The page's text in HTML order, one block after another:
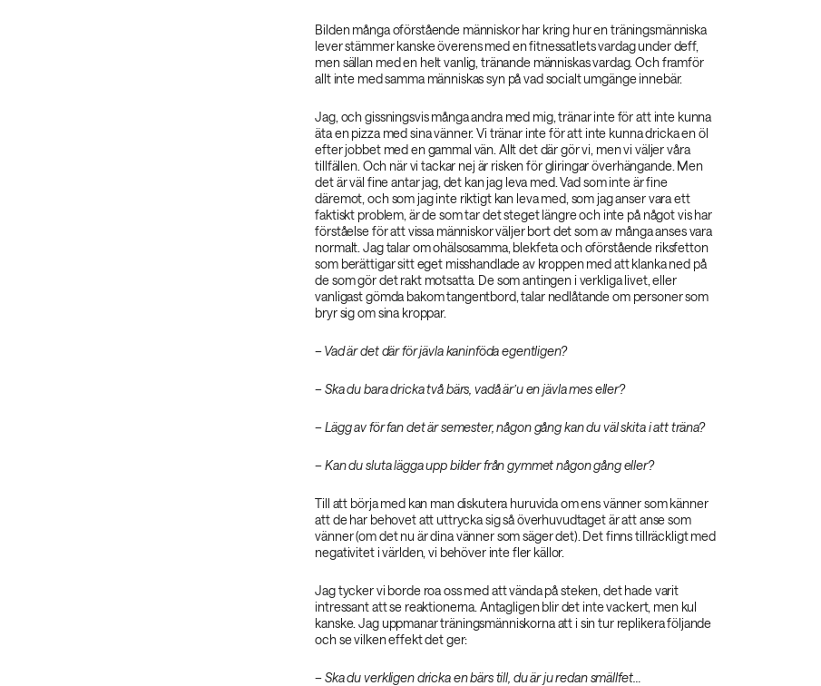
Bilden många oförstående människor har kring hur en träningsmänniska
lever stämmer kanske överens med en fitnessatlets vardag under deff,
men sällan med en helt vanlig, tränande människas vardag. Och framför
allt inte med samma människas syn på vad socialt umgänge innebär.
Jag, och gissningsvis många andra med mig, tränar inte för att inte kunna
äta en pizza med sina vänner. Vi tränar inte för att inte kunna dricka en öl
efter jobbet med en gammal vän. Allt det där gör vi, men vi väljer våra
tillfällen. Och när vi tackar nej är risken för gliringar överhängande. Men
det är väl fine antar jag, det kan jag leva med. Vad som inte är fine
däremot, och som jag inte riktigt kan leva med, som jag anser vara ett
faktiskt problem, är de som tar det steget längre och inte på något vis har
förståelse för att vissa människor väljer bort det som av många anses vara
normalt. Jag talar om ohälsosamma, blekfeta och oförstående riksfetton
som berättigar sitt eget misshandlade av kroppen med att klanka ned på
de som gör det rakt motsatta. De som antingen i verkliga livet, eller
vanligast gömda bakom tangentbord, talar nedlåtande om personer som
bryr sig om sina kroppar.
– Vad är det där för jävla kaninföda egentligen?
– Ska du bara dricka två bärs, vadå är’u en jävla mes eller?
– Lägg av för fan det är semester, någon gång kan du väl skita i att träna?
– Kan du sluta lägga upp bilder från gymmet någon gång eller?
Till att börja med kan man diskutera huruvida om ens vänner som känner
att de har behovet att uttrycka sig så överhuvudtaget är att anse som
vänner (om det nu är dina vänner som säger det). Det finns tillräckligt med
negativitet i världen, vi behöver inte fler källor.
Jag tycker vi borde roa oss med att vända på steken, det hade varit
intressant att se reaktionerna. Antagligen blir det inte vackert, men kul
kanske. Jag uppmanar träningsmänniskorna att i sin tur replikera följande
och se vilken effekt det ger:
– Ska du verkligen dricka en bärs till, du är ju redan smällfet…